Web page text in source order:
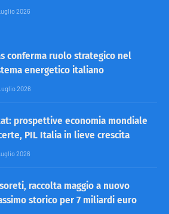
2026
conferma ruolo strategico nel
energetico italiano
2026
prospettive economia mondiale
PIL Italia in lieve crescita
2026
raccolta maggio a nuovo
storico per 7 miliardi euro